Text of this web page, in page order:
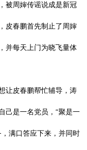
被周婶传谣说成是新冠
皮春鹏首先制止了周婶
并每天上门为晓飞量体
让皮春鹏帮忙辅导，涛
己是一名党员， “聚是一
满口答应下来，并同时